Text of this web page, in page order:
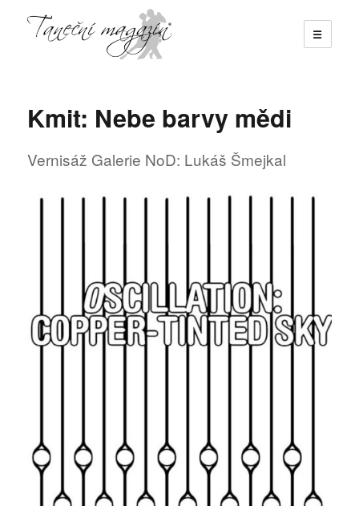
☰
Kmit: Nebe barvy mědi
Vernisáž Galerie NoD: Lukáš Šmejkal